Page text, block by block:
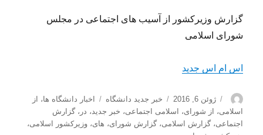
گزارش وزیرکشور از آسیب های اجتماعی در مجلس
شورای اسلامی
اس ام اس جدید
نویسنده
ارسال
شده
در
ژوئن 6, 2016 دسته‌ها
خبر جدید دانشگاه برچسب‌ها
اخبار دانشگاه ها، از
اسلامی، از شورای، اسلامی اجتماعی، خبر جدید، در ،گزارش
اجتماعی،گزارش اسلامی،گزارش شورای، های،وزیرکشور اسلامی،